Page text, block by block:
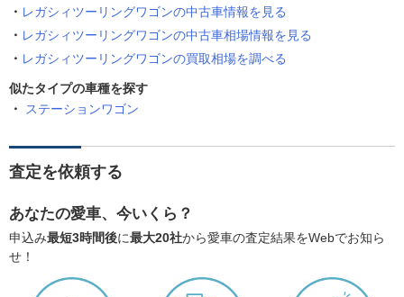
レガシィツーリングワゴンの中古車情報を見る
レガシィツーリングワゴンの中古車相場情報を見る
レガシィツーリングワゴンの買取相場を調べる
似たタイプの車種を探す
ステーションワゴン
査定を依頼する
あなたの愛車、今いくら？
申込み最短3時間後に最大20社から愛車の査定結果をWebでお知ら
せ！